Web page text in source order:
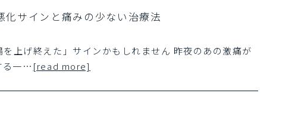
サインと痛みの少ない治療法
上げ終えた」サインかもしれません 昨夜のあの激痛が
る一… [read more]